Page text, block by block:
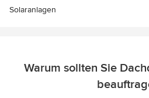
Solaranlagen
Warum sollten Sie